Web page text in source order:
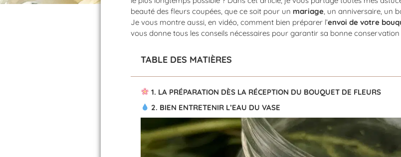
beauté des fleurs coupées, que ce soit pour un mariage, un anniversaire, un
Je vous montre aussi, en vidéo, comment bien préparer l’envoi de votre
vous donne tous les conseils nécessaires pour garantir sa bonne conservation
TABLE DES MATIÈRES
1. LA PRÉPARATION DÈS LA RÉCEPTION DU BOUQUET DE FLEURS
2. BIEN ENTRETENIR L’EAU DU VASE